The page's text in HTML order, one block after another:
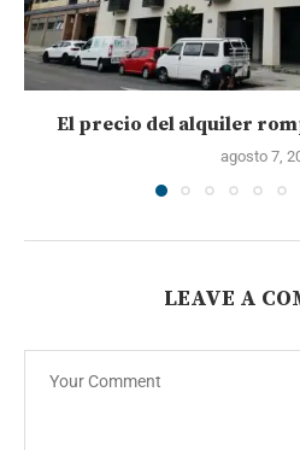
El precio del alquiler
agosto 7,
LEAVE A